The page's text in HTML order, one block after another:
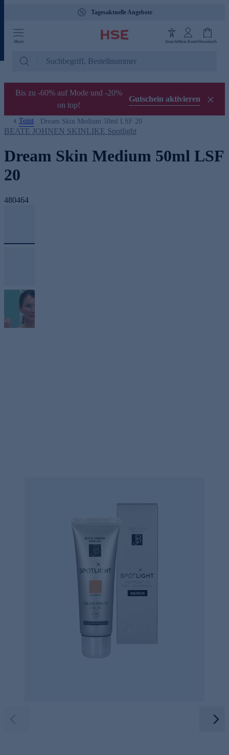
Tagesaktuelle Angebote
Menü AnsichtMein KontoWarenkorb
Bis zu -60% auf Mode und -20%
on top!
Gutschein aktivieren
Teint Dream Skin Medium 50ml LSF 20
BEATE JOHNEN SKINLIKE Spotlight
Dream Skin Medium 50ml LSF
20
480464